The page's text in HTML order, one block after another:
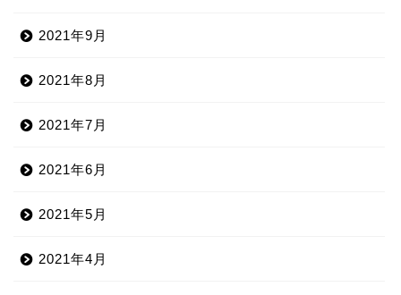
2021年9月
2021年8月
2021年7月
2021年6月
2021年5月
2021年4月